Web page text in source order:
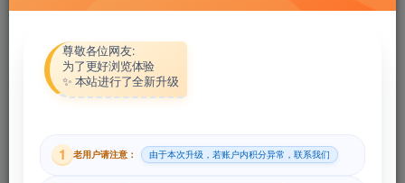
此内容为付费资源，请付费后查看
29积分
付费资源
尊敬各位网友:
为了更好浏览体验
✨ 本站进行了全新升级
1 老用户请注意： 由于本次升级，若账户内积分异常，联系我们